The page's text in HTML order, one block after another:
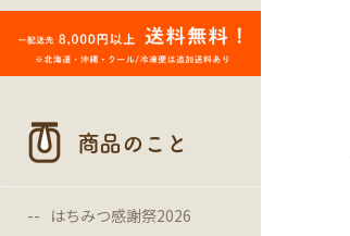
商品のこと
はちみつ感謝祭2026